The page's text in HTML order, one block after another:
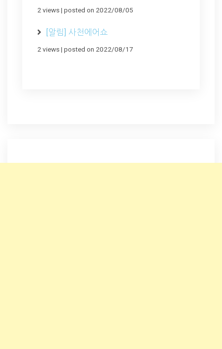
2 views| posted on 2022/08/05
[알림] 사천에어쇼
2 views| posted on 2022/08/17